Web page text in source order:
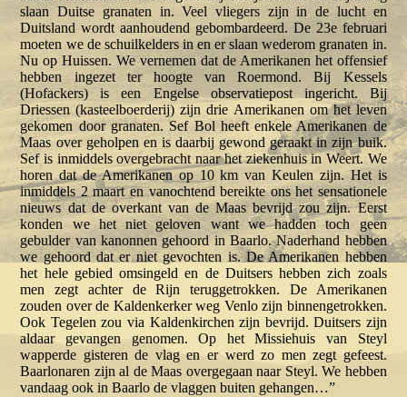
slaan Duitse granaten in. Veel vliegers zijn in de lucht en
Duitsland wordt aanhoudend gebombardeerd. De 23e februari
moeten we de schuilkelders in en er slaan wederom granaten in.
Nu op Huissen. We vernemen dat de Amerikanen het offensief
hebben ingezet ter hoogte van Roermond. Bij Kessels
(Hofackers) is een Engelse observatiepost ingericht. Bij
Driessen (kasteelboerderij) zijn drie Amerikanen om het leven
gekomen door granaten. Sef Bol heeft enkele Amerikanen de
Maas over geholpen en is daarbij gewond geraakt in zijn buik.
Sef is inmiddels overgebracht naar het ziekenhuis in Weert. We
horen dat de Amerikanen op 10 km van Keulen zijn. Het is
inmiddels 2 maart en vanochtend bereikte ons het sensationele
nieuws dat de overkant van de Maas bevrijd zou zijn. Eerst
konden we het niet geloven want we hadden toch geen
gebulder van kanonnen gehoord in Baarlo. Naderhand hebben
we gehoord dat er niet gevochten is. De Amerikanen hebben
het hele gebied omsingeld en de Duitsers hebben zich zoals
men zegt achter de Rijn teruggetrokken. De Amerikanen
zouden over de Kaldenkerker weg Venlo zijn binnengetrokken.
Ook Tegelen zou via Kaldenkirchen zijn bevrijd. Duitsers zijn
aldaar gevangen genomen. Op het Missiehuis van Steyl
wapperde gisteren de vlag en er werd zo men zegt gefeest.
Baarlonaren zijn al de Maas overgegaan naar Steyl. We hebben
vandaag ook in Baarlo de vlaggen buiten gehangen…”